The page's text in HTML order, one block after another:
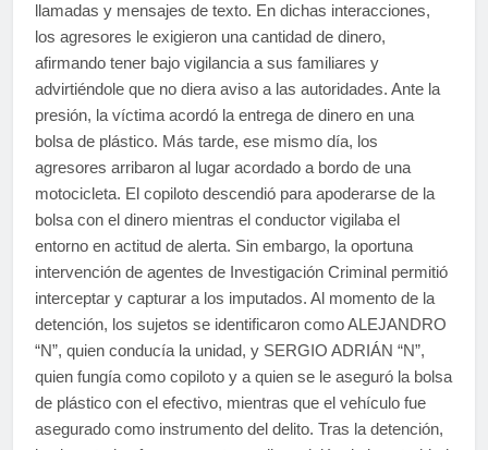
llamadas y mensajes de texto. En dichas interacciones,
los agresores le exigieron una cantidad de dinero,
afirmando tener bajo vigilancia a sus familiares y
advirtiéndole que no diera aviso a las autoridades. Ante la
presión, la víctima acordó la entrega de dinero en una
bolsa de plástico. Más tarde, ese mismo día, los
agresores arribaron al lugar acordado a bordo de una
motocicleta. El copiloto descendió para apoderarse de la
bolsa con el dinero mientras el conductor vigilaba el
entorno en actitud de alerta. Sin embargo, la oportuna
intervención de agentes de Investigación Criminal permitió
interceptar y capturar a los imputados. Al momento de la
detención, los sujetos se identificaron como ALEJANDRO
“N”, quien conducía la unidad, y SERGIO ADRIÁN “N”,
quien fungía como copiloto y a quien se le aseguró la bolsa
de plástico con el efectivo, mientras que el vehículo fue
asegurado como instrumento del delito. Tras la detención,